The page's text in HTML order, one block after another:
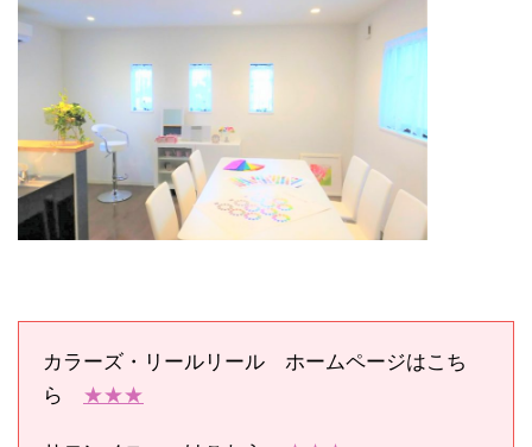
カラーズ・リールリール ホームページはこち
ら ★★★